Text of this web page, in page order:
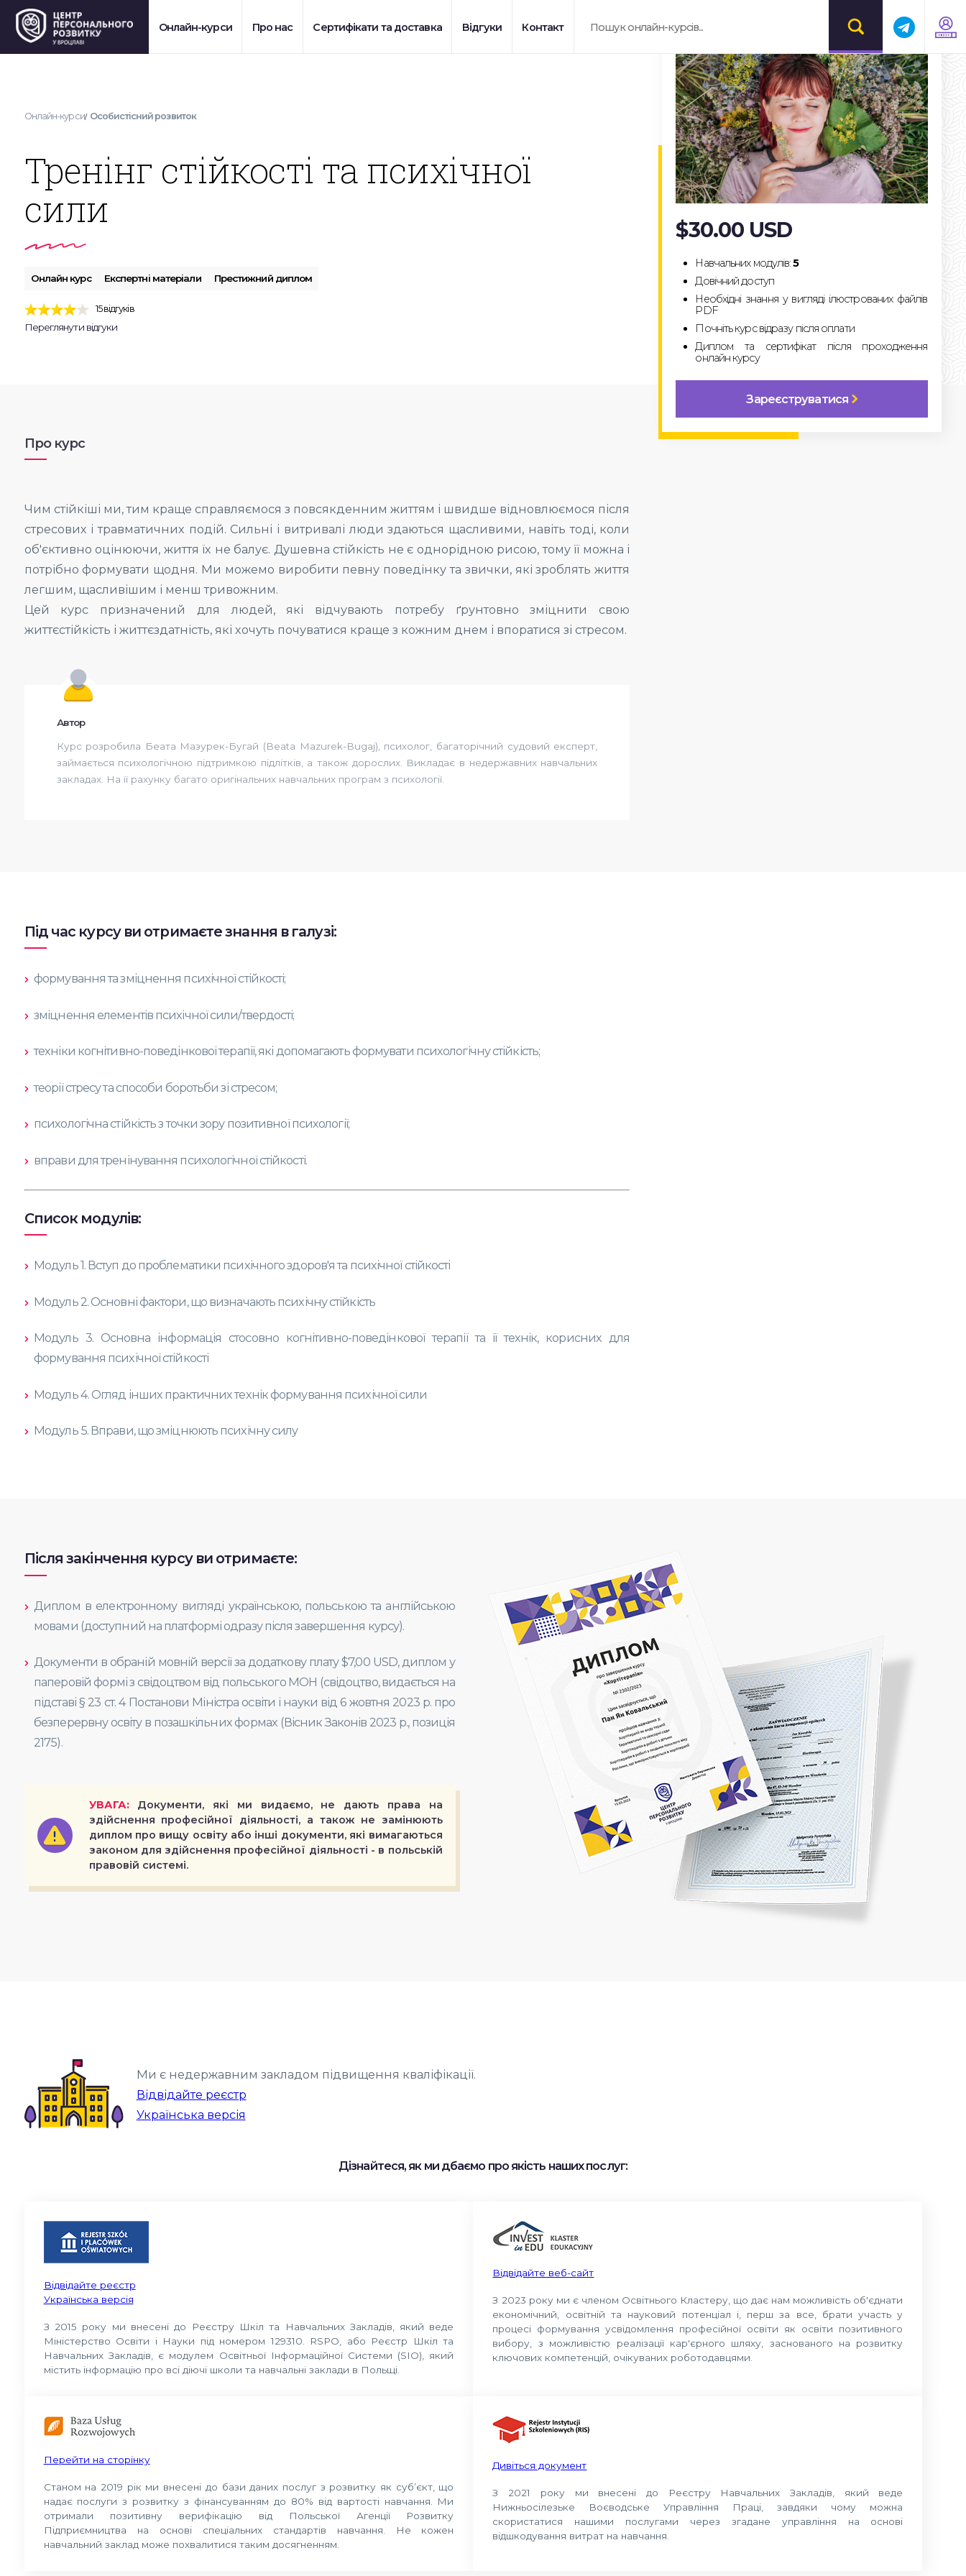
Онлайн-курси Про нас Сертифікати та доставка Відгуки Контакт
Онлайн-курси Особистісний розвиток
Тренінг стійкості та психічної
сили
Онлайн курс Експертні матеріали Престижний диплом
15 відгуків
Переглянути відгуки
$30.00 USD
Навчальних модулів:5
Довічний доступ
Необхідні знання у вигляді ілюстрованих файлів
PDF
Почніть курс відразу після оплати
Диплом та сертифікат після проходження
онлайн курсу
Зареєструватися
Про курс
Чим стійкіші ми, тим краще справляємося з повсякденним життям і швидше відновлюємося після
стресових і травматичних подій. Сильні і витривалі люди здаються щасливими, навіть тоді, коли
об'єктивно оцінюючи, життя їх не балує. Душевна стійкість не є однорідною рисою, тому її можна і
потрібно формувати щодня. Ми можемо виробити певну поведінку та звички, які зроблять життя
легшим, щасливішим і менш тривожним.
Цей курс призначений для людей, які відчувають потребу ґрунтовно зміцнити свою
життєстійкість і життєздатність, які хочуть почуватися краще з кожним днем і впоратися зі стресом.
Автор
Курс розробила Беата Мазурек-Бугай (Beata Mazurek-Bugaj), психолог, багаторічний судовий експерт,
займається психологічною підтримкою підлітків, а також дорослих. Викладає в недержавних навчальних
закладах. На її рахунку багато оригінальних навчальних програм з психології.
Під час курсу ви отримаєте знання в галузі:
формування та зміцнення психічної стійкості;
зміцнення елементів психічної сили/твердості;
техніки когнітивно-поведінкової терапії, які допомагають формувати психологічну стійкість;
теорії стресу та способи боротьби зі стресом;
психологічна стійкість з точки зору позитивної психології;
вправи для тренінування психологічної стійкості.
Список модулів:
Модуль 1. Вступ до проблематики психічного здоров'я та психічної стійкості
Модуль 2. Основні фактори, що визначають психічну стійкість
Модуль 3. Основна інформація стосовно когнітивно-поведінкової терапії та її технік, корисних для
формування психічної стійкості
Модуль 4. Огляд інших практичних технік формування психічної сили
Модуль 5. Вправи, що зміцнюють психічну силу
Після закінчення курсу ви отримаєте:
Диплом в електронному вигляді українською, польською та англійською
мовами (доступний на платформі одразу після завершення курсу).
Документи в обраній мовній версії за додаткову плату $7,00 USD, диплом у
паперовій формі з свідоцтвом від польського МОН (свідоцтво, видається на
підставі § 23 ст. 4 Постанови Міністра освіти і науки від 6 жовтня 2023 р. про
безперервну освіту в позашкільних формах (Вісник Законів 2023 р., позиція
2175).
УВАГА:Документи, які ми видаємо, не дають права на
здійснення професійної діяльності, а також не замінюють
диплом про вищу освіту або інші документи, які вимагаються
законом для здійснення професійної діяльності - в польській
правовій системі.
Ми є недержавним закладом підвищення кваліфікації.
Відвідайте реєстр
Українська версія
Дізнайтеся, як ми дбаємо про якість наших послуг:
Відвідайте реєстр
Українська версія
З 2015 року ми внесені до Реєстру Шкіл та Навчальних Закладів, який веде
Міністерство Освіти і Науки під номером 129310. RSPO, або Реєстр Шкіл та
Навчальних Закладів, є модулем Освітньої Інформаційної Системи (SIO), який
містить інформацію про всі діючі школи та навчальні заклади в Польщі.
Відвідайте веб-сайт
З 2023 року ми є членом Освітнього Кластеру, що дає нам можливість об'єднати
економічний, освітній та науковий потенціал і, перш за все, брати участь у
процесі формування усвідомлення професійної освіти як освіти позитивного
вибору, з можливістю реалізації кар'єрного шляху, заснованого на розвитку
ключових компетенцій, очікуваних роботодавцями.
Перейти на сторінку
Станом на 2019 рік ми внесені до бази даних послуг з розвитку як суб’єкт, що
надає послуги з розвитку з фінансуванням до 80% від вартості навчання. Ми
отримали позитивну верифікацію від Польської Агенції Розвитку
Підприємництва на основі спеціальних стандартів навчання. Не кожен
навчальний заклад може похвалитися таким досягненням.
Дивіться документ
З 2021 року ми внесені до Реєстру Навчальних Закладів, який веде
Нижньосілезьке Воєводське Управління Праці, завдяки чому можна
скористатися нашими послугами через згадане управління на основі
відшкодування витрат на навчання.
Тренінг стійкості та психічної сили
15 відгуків
$30.00 USD Зареєструватися